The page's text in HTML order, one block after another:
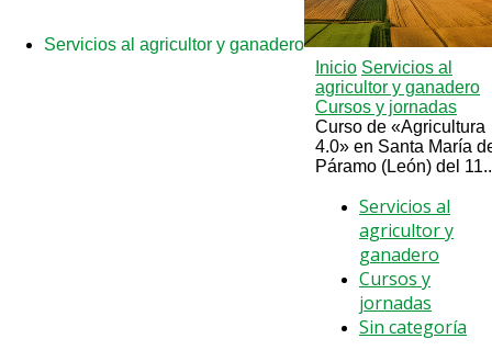
Servicios al agricultor y ganadero
Inicio Servicios al
agricultor y ganadero
Cursos y jornadas
Curso de «Agricultura
4.0» en Santa María
Páramo (León) del
Servicios al
agricultor y
ganadero
Cursos y
jornadas
Sin categoría